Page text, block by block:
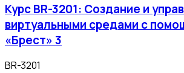
Курс BR-3201: Создание и
виртуальными средами с
«Брест» 3
BR-3201